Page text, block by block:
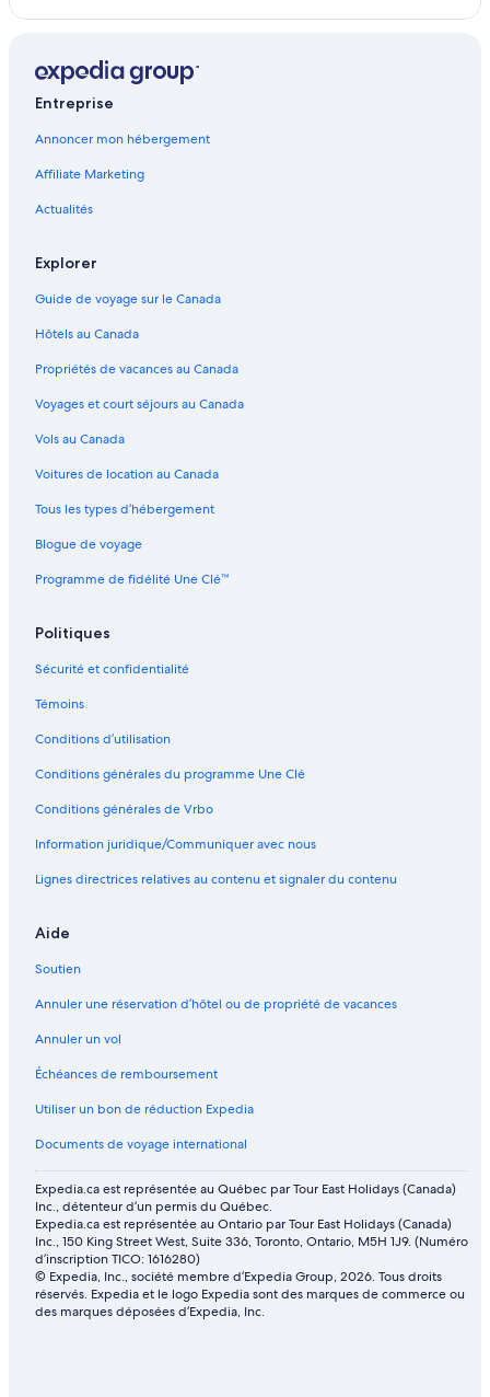
Entreprise
Annoncer mon hébergement
Affiliate Marketing
Actualités
Explorer
Guide de voyage sur le Canada
Hôtels au Canada
Propriétés de vacances au Canada
Voyages et court séjours au Canada
Vols au Canada
Voitures de location au Canada
Tous les types d’hébergement
Blogue de voyage
Programme de fidélité Une Clé™
Politiques
Sécurité et confidentialité
Témoins
Conditions d’utilisation
Conditions générales du programme Une Clé
Conditions générales de Vrbo
Information juridique/Communiquer avec nous
Lignes directrices relatives au contenu et signaler du contenu
Aide
Soutien
Annuler une réservation d’hôtel ou de propriété de vacances
Annuler un vol
Échéances de remboursement
Utiliser un bon de réduction Expedia
Documents de voyage international
Expedia.ca est représentée au Québec par Tour East Holidays (Canada)
Inc., détenteur d’un permis du Québec.
Expedia.ca est représentée au Ontario par Tour East Holidays (Canada)
Inc., 150 King Street West, Suite 336, Toronto, Ontario, M5H 1J9. (Numéro
d’inscription TICO: 1616280)
© Expedia, Inc., société membre d’Expedia Group, 2026. Tous droits
réservés. Expedia et le logo Expedia sont des marques de commerce ou
des marques déposées d’Expedia, Inc.